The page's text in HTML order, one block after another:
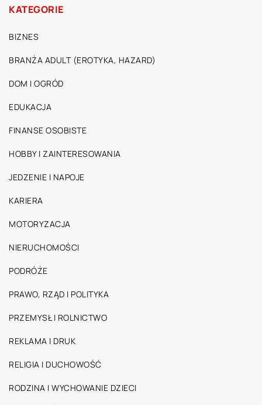
KATEGORIE
BIZNES
BRANŻA ADULT (EROTYKA, HAZARD)
DOM I OGRÓD
EDUKACJA
FINANSE OSOBISTE
HOBBY I ZAINTERESOWANIA
JEDZENIE I NAPOJE
KARIERA
MOTORYZACJA
NIERUCHOMOŚCI
PODRÓŻE
PRAWO, RZĄD I POLITYKA
PRZEMYSŁ I ROLNICTWO
REKLAMA I DRUK
RELIGIA I DUCHOWOŚĆ
RODZINA I WYCHOWANIE DZIECI